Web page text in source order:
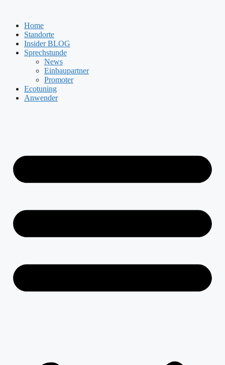
springenHome
Standorte
Insider BLOG
Sprechstunde
News
Einbaupartner
Promoter
Ecotuning
Anwender